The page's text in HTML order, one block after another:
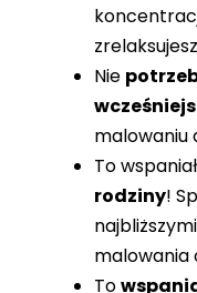
Nie
malowaniu
To
rodziny!
malowania
To